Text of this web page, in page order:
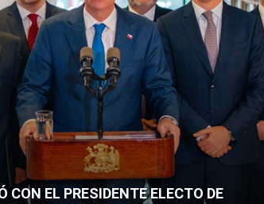
CON EL PRESIDENTE ELECTO DE